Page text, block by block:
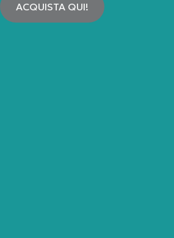
ACQUISTA QUI!